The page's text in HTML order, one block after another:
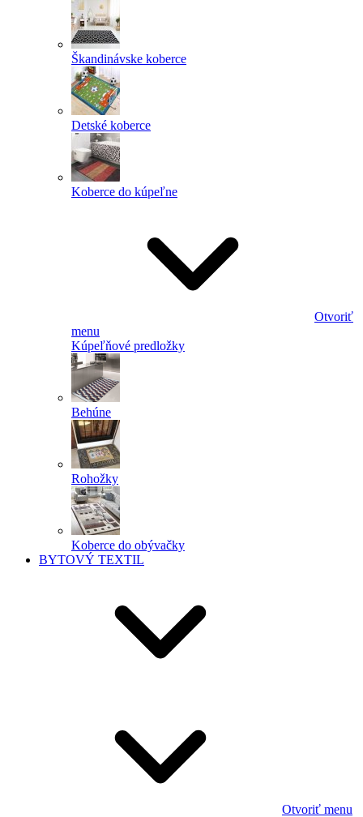
Škandinávske koberce
Detské koberce
Koberce do kúpeľne
Otvoriť
menu
Kúpeľňové predložky
Behúne
Rohožky
Koberce do obývačky
BYTOVÝ TEXTIL
Otvoriť menu